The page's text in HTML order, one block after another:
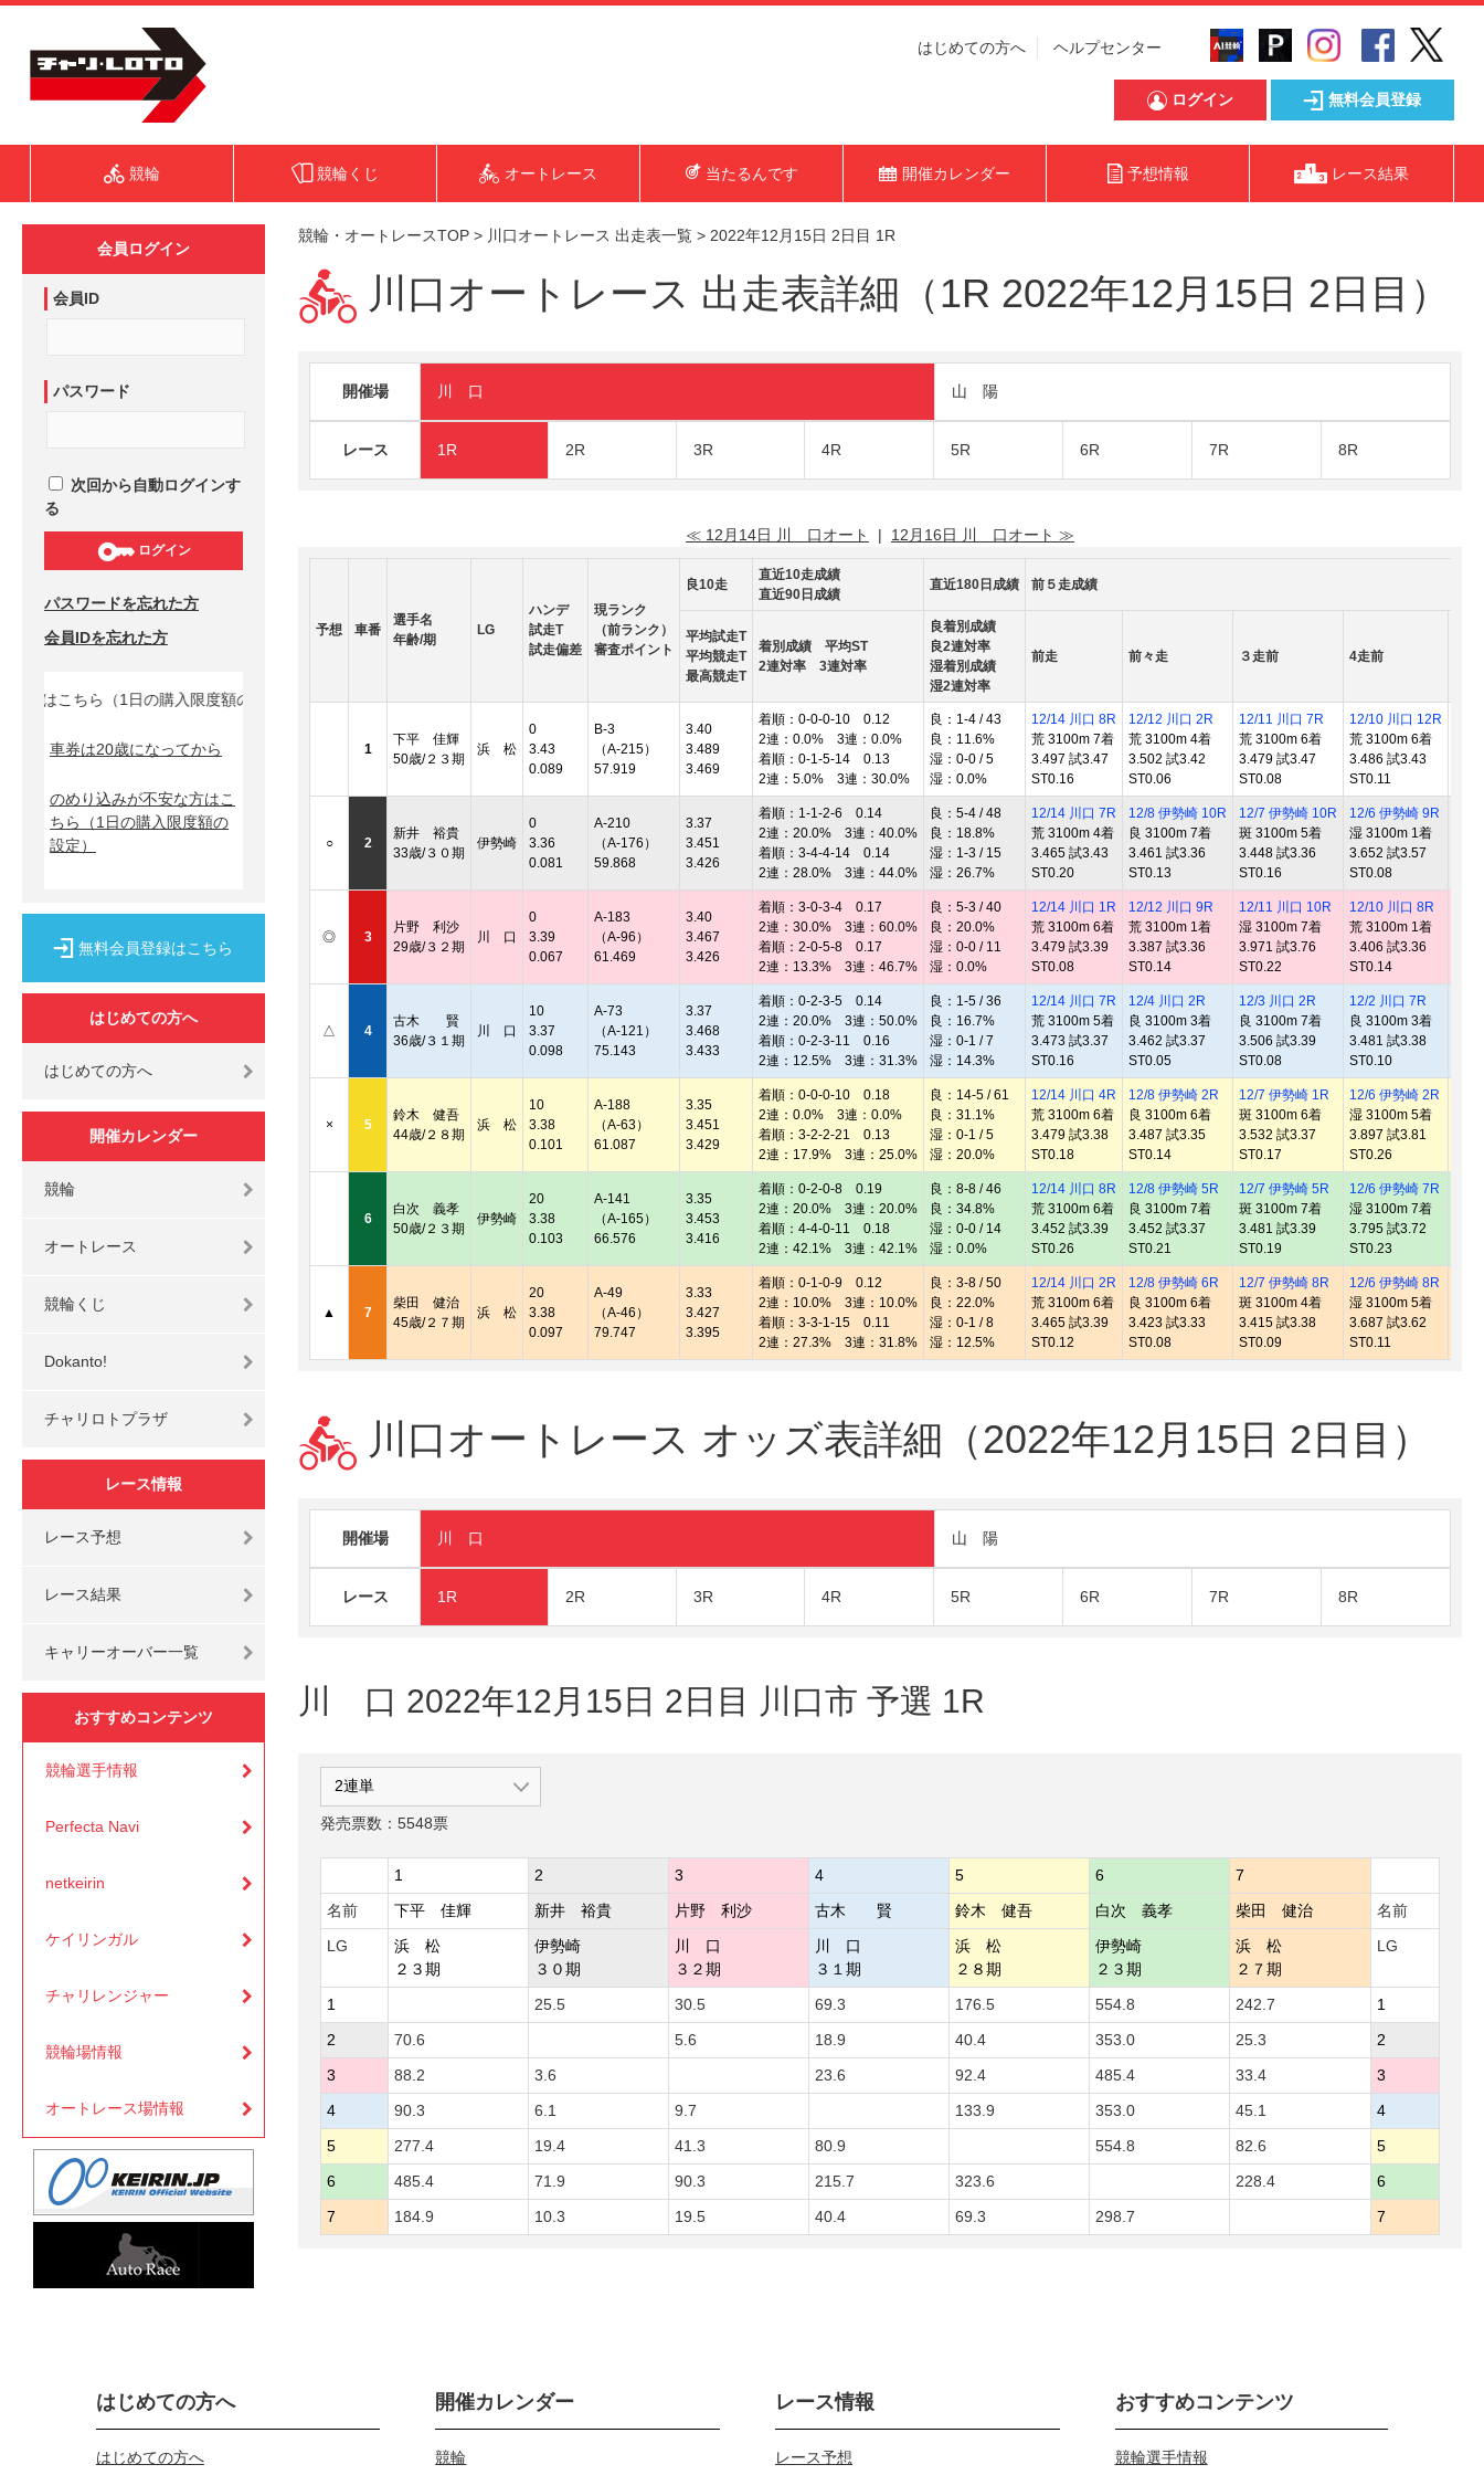
はじめての方へ ヘルプセンター
ログイン 無料会員登録
競輪 競輪くじ オートレース 当たるんです 開催カレンダー 予想情報 レース結果
会員ログイン
会員ID
パスワード
次回から自動ログインす
る
ログイン
パスワードを忘れた方
会員IDを忘れた方
こちら（1日の購入限度額の設定）↓
車券は20歳になってから
のめり込みが不安な方はこ
ちら
（1日の購入限度額の
設定）
無料会員登録はこちら
はじめての方へ
はじめての方へ
開催カレンダー
競輪
オートレース
競輪くじ
Dokanto!
チャリロトプラザ
レース情報
レース予想
レース結果
キャリーオーバー一覧
おすすめコンテンツ
競輪選手情報
Perfecta Navi
netkeirin
ケイリンガル
チャリレンジャー
競輪場情報
オートレース場情報
競輪・オートレースTOP > 川口オートレース 出走表一覧 > 2022年12月15日 2日目 1R
川口オートレース 出走表詳細（1R 2022年12月15日 2日目）
開催場 川 口 山 陽
レース 1R 2R 3R 4R 5R 6R 7R 8R
≪ 12月14日 川 口オート | 12月16日 川 口オート ≫
予想 車番
選手名
年齢/期
LG
ハンデ
試走T
試走偏差
現ランク
（前ランク）
審査ポイント
良10走
直近10走成績
直近90日成績
直近180日成績 前５走成績
平均試走T
平均競走T
最高競走T
着別成績 平均ST
2連対率 3連対率
良着別成績
良2連対率
湿着別成績
湿2連対率
前走 前々走 ３走前 4走前
1
下平 佳輝
50歳/２３期
浜 松
0
3.43
0.089
B-3
（A-215）
57.919
3.40
3.489
3.469
着順：0-0-0-10 0.12
2連：0.0% 3連：0.0%
着順：0-1-5-14 0.13
2連：5.0% 3連：30.0%
良：1-4 / 43
良：11.6%
湿：0-0 / 5
湿：0.0%
12/14 川口 8R
荒 3100m 7着
3.497 試3.47
ST0.16
12/12 川口 2R
荒 3100m 4着
3.502 試3.42
ST0.06
12/11 川口 7R
荒 3100m 6着
3.479 試3.47
ST0.08
12/10 川口 12R
荒 3100m 6着
3.486 試3.43
ST0.11
○ 2
新井 裕貴
33歳/３０期
伊勢崎
0
3.36
0.081
A-210
（A-176）
59.868
3.37
3.451
3.426
着順：1-1-2-6 0.14
2連：20.0% 3連：40.0%
着順：3-4-4-14 0.14
2連：28.0% 3連：44.0%
良：5-4 / 48
良：18.8%
湿：1-3 / 15
湿：26.7%
12/14 川口 7R
荒 3100m 4着
3.465 試3.43
ST0.20
12/8 伊勢崎 10R
良 3100m 7着
3.461 試3.36
ST0.13
12/7 伊勢崎 10R
斑 3100m 5着
3.448 試3.36
ST0.16
12/6 伊勢崎 9R
湿 3100m 1着
3.652 試3.57
ST0.08
◎ 3
片野 利沙
29歳/３２期
川 口
0
3.39
0.067
A-183
（A-96）
61.469
3.40
3.467
3.426
着順：3-0-3-4 0.17
2連：30.0% 3連：60.0%
着順：2-0-5-8 0.17
2連：13.3% 3連：46.7%
良：5-3 / 40
良：20.0%
湿：0-0 / 11
湿：0.0%
12/14 川口 1R
荒 3100m 6着
3.479 試3.39
ST0.08
12/12 川口 9R
荒 3100m 1着
3.387 試3.36
ST0.14
12/11 川口 10R
湿 3100m 7着
3.971 試3.76
ST0.22
12/10 川口 8R
荒 3100m 1着
3.406 試3.36
ST0.14
△ 4
古木 賢
36歳/３１期
川 口
10
3.37
0.098
A-73
（A-121）
75.143
3.37
3.468
3.433
着順：0-2-3-5 0.14
2連：20.0% 3連：50.0%
着順：0-2-3-11 0.16
2連：12.5% 3連：31.3%
良：1-5 / 36
良：16.7%
湿：0-1 / 7
湿：14.3%
12/14 川口 7R
荒 3100m 5着
3.473 試3.37
ST0.16
12/4 川口 2R
良 3100m 3着
3.462 試3.37
ST0.05
12/3 川口 2R
良 3100m 7着
3.506 試3.39
ST0.08
12/2 川口 7R
良 3100m 3着
3.481 試3.38
ST0.10
× 5
鈴木 健吾
44歳/２８期
浜 松
10
3.38
0.101
A-188
（A-63）
61.087
3.35
3.451
3.429
着順：0-0-0-10 0.18
2連：0.0% 3連：0.0%
着順：3-2-2-21 0.13
2連：17.9% 3連：25.0%
良：14-5 / 61
良：31.1%
湿：0-1 / 5
湿：20.0%
12/14 川口 4R
荒 3100m 6着
3.479 試3.38
ST0.18
12/8 伊勢崎 2R
良 3100m 6着
3.487 試3.35
ST0.14
12/7 伊勢崎 1R
斑 3100m 6着
3.532 試3.37
ST0.17
12/6 伊勢崎 2R
湿 3100m 5着
3.897 試3.81
ST0.26
6
白次 義孝
50歳/２３期
伊勢崎
20
3.38
0.103
A-141
（A-165）
66.576
3.35
3.453
3.416
着順：0-2-0-8 0.19
2連：20.0% 3連：20.0%
着順：4-4-0-11 0.18
2連：42.1% 3連：42.1%
良：8-8 / 46
良：34.8%
湿：0-0 / 14
湿：0.0%
12/14 川口 8R
荒 3100m 6着
3.452 試3.39
ST0.26
12/8 伊勢崎 5R
良 3100m 7着
3.452 試3.37
ST0.21
12/7 伊勢崎 5R
斑 3100m 7着
3.481 試3.39
ST0.19
12/6 伊勢崎 7R
湿 3100m 7着
3.795 試3.72
ST0.23
▲ 7
柴田 健治
45歳/２７期
浜 松
20
3.38
0.097
A-49
（A-46）
79.747
3.33
3.427
3.395
着順：0-1-0-9 0.12
2連：10.0% 3連：10.0%
着順：3-3-1-15 0.11
2連：27.3% 3連：31.8%
良：3-8 / 50
良：22.0%
湿：0-1 / 8
湿：12.5%
12/14 川口 2R
荒 3100m 6着
3.465 試3.39
ST0.12
12/8 伊勢崎 6R
良 3100m 6着
3.423 試3.33
ST0.08
12/7 伊勢崎 8R
斑 3100m 4着
3.415 試3.38
ST0.09
12/6 伊勢崎 8R
湿 3100m 5着
3.687 試3.62
ST0.11
川口オートレース オッズ表詳細（2022年12月15日 2日目）
開催場 川 口 山 陽
レース 1R 2R 3R 4R 5R 6R 7R 8R
川 口 2022年12月15日 2日目 川口市 予選 1R
発売票数：5548票
1 2 3 4 5 6
7
名前
下平 佳輝 新井 裕貴 片野 利沙 古木 賢 鈴木 健吾 白次 義孝 柴田 健治
名前
LG
浜 松
２３期
伊勢崎
３０期
川 口
３２期
川 口
３１期
浜 松
２８期
伊勢崎
２３期
浜 松
２７期
LG
1 25.5 30.5 69.3 176.5 554.8 242.7
1
2
70.6 5.6 18.9 40.4 353.0 25.3
2
3
88.2 3.6 23.6 92.4 485.4 33.4
3
4
90.3 6.1 9.7 133.9 353.0 45.1
4
5
277.4 19.4 41.3 80.9 554.8 82.6
5
6
485.4 71.9 90.3 215.7 323.6 228.4
6
7
184.9 10.3 19.5 40.4 69.3 298.7 7
はじめての方へ
はじめての方へ
開催カレンダー
競輪
レース情報
レース予想
おすすめコンテンツ
競輪選手情報